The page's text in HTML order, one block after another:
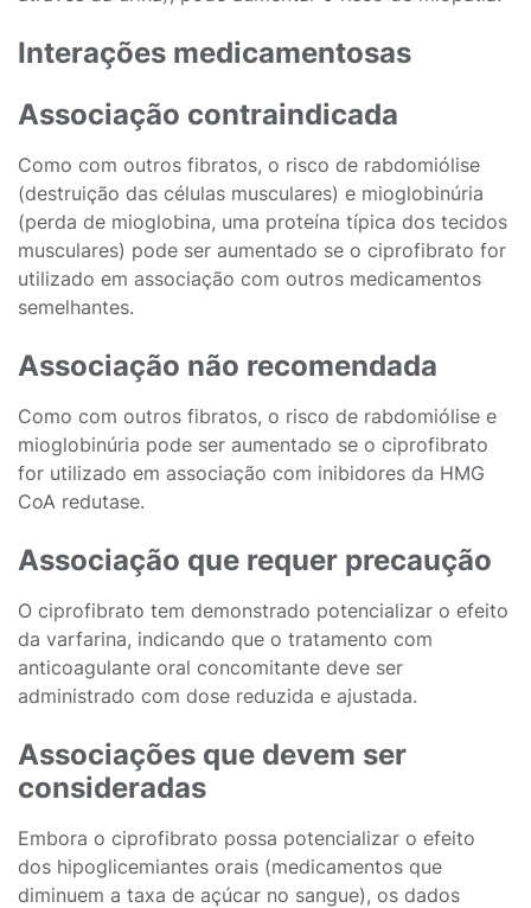
Interações medicamentosas
Associação contraindicada
Como com outros fibratos, o risco de rabdomiólise
(destruição das células musculares) e mioglobinúria
(perda de mioglobina, uma proteína típica dos tecidos
musculares) pode ser aumentado se o ciprofibrato for
utilizado em associação com outros medicamentos
semelhantes.
Associação não recomendada
Como com outros fibratos, o risco de rabdomiólise e
mioglobinúria pode ser aumentado se o ciprofibrato
for utilizado em associação com inibidores da HMG
CoA redutase.
Associação que requer precaução
O ciprofibrato tem demonstrado potencializar o efeito
da varfarina, indicando que o tratamento com
anticoagulante oral concomitante deve ser
administrado com dose reduzida e ajustada.
Associações que devem ser
consideradas
Embora o ciprofibrato possa potencializar o efeito
dos hipoglicemiantes orais (medicamentos que
diminuem a taxa de açúcar no sangue), os dados